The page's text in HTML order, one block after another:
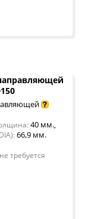
40 мм.,
66,9 мм.
требуется